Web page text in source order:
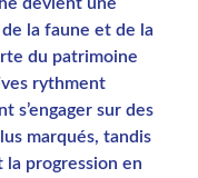
la faune et de la
du patrimoine
rythment
s’engager sur des
marqués, tandis
la progression en